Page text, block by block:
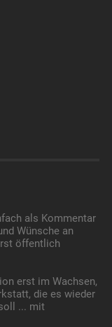
als Kommentar
Wünsche an
öffentlich
erst im Wachsen,
die es wieder
... mit